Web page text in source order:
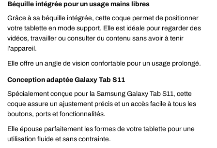
Béquille intégrée pour un usage mains libres
Grâce à sa béquille intégrée, cette coque permet de positionner
votre tablette en mode support. Elle est idéale pour regarder des
vidéos, travailler ou consulter du contenu sans avoir à tenir
l’appareil.
Elle offre un angle de vision confortable pour un usage prolongé.
Conception adaptée Galaxy Tab S11
Spécialement conçue pour la Samsung Galaxy Tab S11, cette
coque assure un ajustement précis et un accès facile à tous les
boutons, ports et fonctionnalités.
Elle épouse parfaitement les formes de votre tablette pour une
utilisation fluide et sans contrainte.